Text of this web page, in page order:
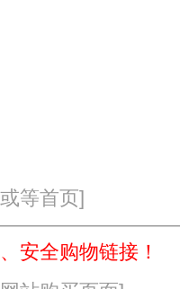
等首页]
安全购物链接！